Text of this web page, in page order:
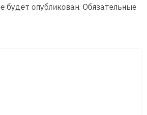
будет опубликован. Обязательные